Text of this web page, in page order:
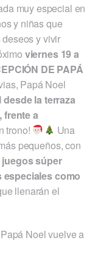
muy especial en
y niñas que
y vivir
viernes 19 a
DE PAPÁ
Papá Noel
desde la terraza
frente a
trono!
Una
pequeños, con
juegos súper
especiales como
llenarán el
Noel vuelve a